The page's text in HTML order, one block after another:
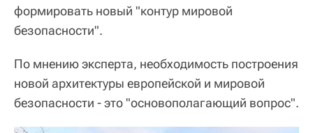
формировать новый "контур мировой
безопасности".
По мнению эксперта, необходимость построения
новой архитектуры европейской и мировой
безопасности - это "основополагающий вопрос".